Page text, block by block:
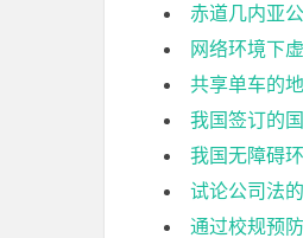
赤道几内亚
网络环境下
共享单车的
我国签订的
我国无障碍
试论公司法
通过校规预